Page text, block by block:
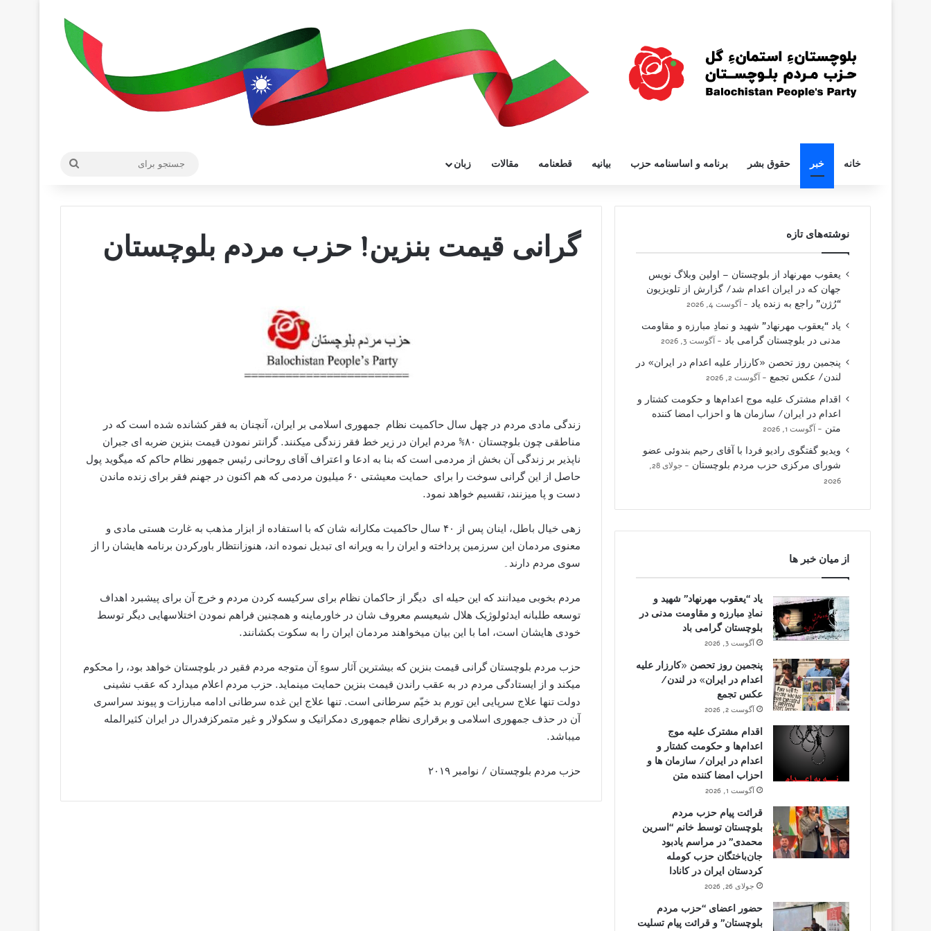
خانه خبر حقوق بشر برنامه و اساسنامه حزب بیانیه قطعنامه مقالات زبان
گرانی قیمت بنزین! حزب مردم بلوچستان
زندگی مادی مردم در چهل سال حاکمیت نظام جمهوری اسلامی بر ایران، آنچنان به فقر کشانده شده است که در
مناطقى چون بلوچستان ۸۰% مردم ایران در زیر خط فقر زندگی میکنند. گرانتر نمودن قیمت بنزین ضربه ای جبران
ناپذیر بر زندگی آن بخش از مردمی است که بنا به ادعا و اعتراف آقاى روحانى رئیس جمھور نظام حاکم که میگوید پول
حاصل از این گرانى سوخت را برای حمایت معیشتی ۶۰ میلیون مردمى که هم اکنون در جهنم فقر برای زنده ماندن
دست و پا میزنند، تقسیم خواھد نمود.
زھى خیال باطل، اینان پس از ۴۰ سال حاکمیت مکارانه شان که با استفاده از ابزار مذھب به غارت ھستى مادى و
معنوى مردمان این سرزمین پرداخته و ایران را به ویرانه اى تبدیل نموده اند، ھنوزانتظار باورکردن برنامه ھایشان را از
سوى مردم دارند۔
مردم بخوبى میدانند که این حیله اى دیگر از حاکمان نظام براى سرکیسه کردن مردم و خرج آن براى پیشبرد اھداف
توسعه طلبانه ایدئولوژیک ھلال شیعیسم معروف شان در خاورماینه و ھمچنین فراھم نمودن اختلاسھایى دیگر توسط
خودى ھایشان است، اما با این بیان میخواهند مردمان ایران را به سکوت بکشانند.
حزب مردم بلوچستان گرانی قیمت بنزین که بیشترین آثار سوءِ آن متوجه مردم فقیر در بلوچستان خواھد بود، را محکوم
میکند و از ایستادگی مردم در به عقب راندن قیمت بنزین حمایت مینماید. حزب مردم اعلام میدارد که عقب نشینی
دولت تنها علاج سرپایی این تورم بد خیّم سرطانی است. تنها علاج این غده سرطانی ادامه مبارزات و پیوند سراسری
آن در حذف جمهوری اسلامی و برقراری نظام جمهوری دمکراتیک و سکولار و غیر متمرکزفدرال در ایران کثیرالمله
میباشد.
حزب مردم بلوچستان / نوامبر ۲۰۱۹
نوشته‌های تازه
یعقوب مهرنهاد از بلوچستان – اولین وبلاگ نویس
جهان که در ایران اعدام شد/ گزارش از تلویزیون
“رُژن” راجع به زنده یاد
آگوست 4, 2026
یاد “یعقوب مهرنهاد” شهید و نمادِ مبارزه و مقاومت
مدنی در بلوچستان گرامی باد
آگوست 3, 2026
پنجمین روز تحصن «کارزار علیه اعدام در ایران» در
لندن/ عکس تجمع
آگوست 2, 2026
اقدام مشترک علیه موج اعدام‌ها و حکومت کشتار و
اعدام در ایران/ سازمان ها و احزاب امضا کننده
متن
آگوست 1, 2026
ویدیو گفتگوی رادیو فردا با آقای رحیم بندوئی عضو
شورای مرکزی حزب مردم بلوچستان
جولای 28,
2026
از میان خبر ها
یاد “یعقوب مهرنهاد” شهید و
نمادِ مبارزه و مقاومت مدنی در
بلوچستان گرامی باد
آگوست 3, 2026
پنجمین روز تحصن «کارزار علیه
اعدام در ایران» در لندن/
عکس تجمع
آگوست 2, 2026
اقدام مشترک علیه موج
اعدام‌ها و حکومت کشتار و
اعدام در ایران/ سازمان ها و
احزاب امضا کننده متن
آگوست 1, 2026
قرائت پیام حزب مردم
بلوچستان توسط خانم “اسرین
محمدی” در مراسم یادبود
جان‌باختگان حزب کومله
کردستان ایران در کانادا
جولای 26, 2026
حضور اعضای “حزب مردم
بلوچستان” و قرائت پیام تسلیت